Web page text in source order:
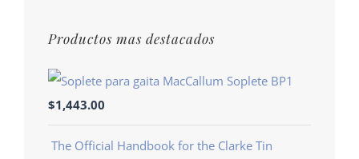
Productos mas destacados
Soplete BP1
$1,443.00
The Official Handbook for the Clarke Tin